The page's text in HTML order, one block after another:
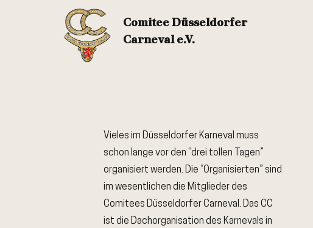
Comitee Düsseldorfer
Carneval e.V.
Vieles im Düsseldorfer Karneval muss
schon lange vor den “drei tollen Tagen”
organisiert werden. Die “Organisierten” sind
im wesentlichen die Mitglieder des
Comitees Düsseldorfer Carneval. Das CC
ist die Dachorganisation des Karnevals in